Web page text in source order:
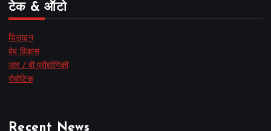
टेक & ऑटो
डिज़ाइन
वेब विकास
आर / वी प्रौद्योगिकी
रोबोटिक
Recent News